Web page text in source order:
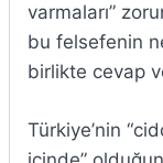
varmaları”
bu felsefenin
birlikte cevap
Türkiye’nin